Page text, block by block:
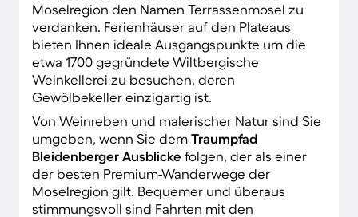
Moselregion den Namen Terrassenmosel zu
verdanken. Ferienhäuser auf den Plateaus
bieten Ihnen ideale Ausgangspunkte um die
etwa 1700 gegründete Wiltbergische
Weinkellerei zu besuchen, deren
Gewölbekeller einzigartig ist.
Von Weinreben und malerischer Natur sind Sie
umgeben, wenn Sie dem Traumpfad
Bleidenberger Ausblicke folgen, der als einer
der besten Premium-Wanderwege der
Moselregion gilt. Bequemer und überaus
stimmungsvoll sind Fahrten mit den